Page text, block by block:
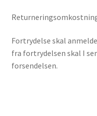
Fortrydelse skal
fra fortrydelsen skal I
forsendelsen.